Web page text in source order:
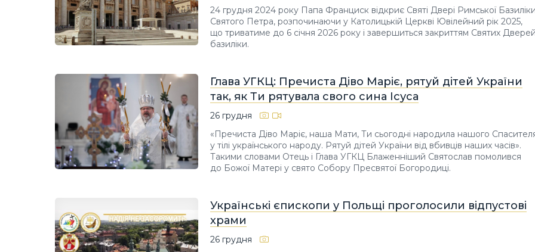
24 грудня 2024 року Папа Франциск відкриє Святі Двері Римської
Святого Петра, розпочинаючи у Католицькій Церкві Ювілейний рік 2025,
що триватиме до 6 січня 2026 року і завершиться закриттям Святих
базиліки.
Глава УГКЦ: Пречиста Діво Маріє, рятуй дітей України
так, як Ти рятувала свого сина Ісуса
26 грудня
«Пречиста Діво Маріє, наша Мати, Ти сьогодні народила нашого
у тілі українського народу. Рятуй дітей України від вбивців наших часів».
Такими словами Отець і Глава УГКЦ Блаженніший Святослав помолився
до Божої Матері у свято Собору Пресвятої Богородиці.
Українські єпископи у Польщі проголосили відпустові
храми
26 грудня